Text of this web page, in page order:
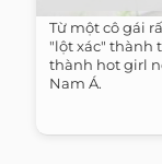
Từ một cô gái
"lột xác" thành
thành hot girl
Nam Á.